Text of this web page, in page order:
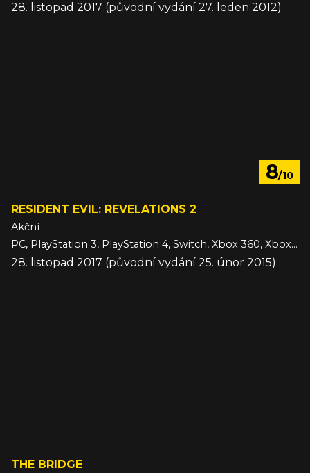
28. listopad 2017 (původní vydání 27. leden 2012)
8/10
RESIDENT EVIL: REVELATIONS 2
Akční
PC, PlayStation 3, PlayStation 4, Switch, Xbox 360, Xbox One
28. listopad 2017 (původní vydání 25. únor 2015)
THE BRIDGE